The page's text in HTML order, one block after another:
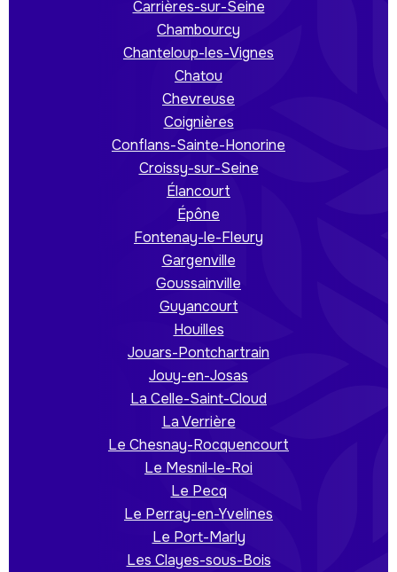
Carrières-sur-Seine
Chambourcy
Chanteloup-les-Vignes
Chatou
Chevreuse
Coignières
Conflans-Sainte-Honorine
Croissy-sur-Seine
Élancourt
Épône
Fontenay-le-Fleury
Gargenville
Goussainville
Guyancourt
Houilles
Jouars-Pontchartrain
Jouy-en-Josas
La Celle-Saint-Cloud
La Verrière
Le Chesnay-Rocquencourt
Le Mesnil-le-Roi
Le Pecq
Le Perray-en-Yvelines
Le Port-Marly
Les Clayes-sous-Bois